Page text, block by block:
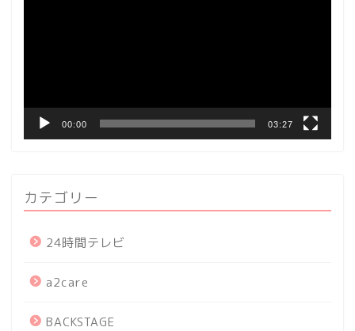
00:00 03:27
カテゴリー
24時間テレビ
a2care
BACKSTAGE